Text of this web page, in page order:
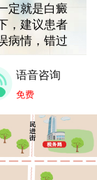
定就是白癜
，建议患者
病情，错过
语音咨询
免费